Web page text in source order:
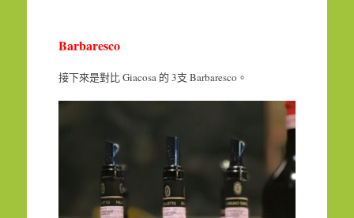
Barbaresco
接下來是對比 Giacosa 的 3支 Barbaresco。